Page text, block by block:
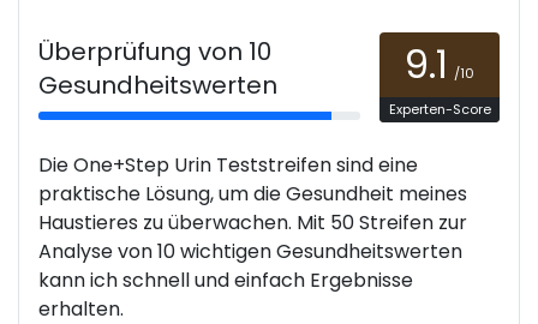
Überprüfung von 10
Gesundheitswerten
9.1 /10
Experten-Score
Die One+Step Urin Teststreifen sind eine
praktische Lösung, um die Gesundheit meines
Haustieres zu überwachen. Mit 50 Streifen zur
Analyse von 10 wichtigen Gesundheitswerten
kann ich schnell und einfach Ergebnisse
erhalten.